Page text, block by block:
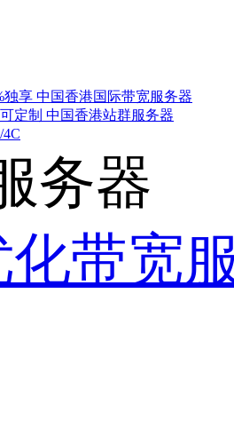
独享 中国香港国际带宽服务器
定制 中国香港站群服务器
务器
化带宽